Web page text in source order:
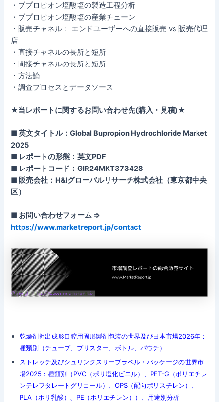
・ブプロピオン塩酸塩の製造工程分析
・ブプロピオン塩酸塩の産業チェーン
・販売チャネル： エンドユーザーへの直接販売 vs 販売代理
店
・直接チャネルの長所と短所
・間接チャネルの長所と短所
・方法論
・調査プロセスとデータソース
★当レポートに関するお問い合わせ先(購入・見積)★
■ 英文タイトル：Global Bupropion Hydrochloride Market
2025
■ レポートの形態：英文PDF
■ レポートコード：GIR24MKT373428
■ 販売会社：H&Iグローバルリサーチ株式会社（東京都中央
区）
■ お問い合わせフォーム ⇒
https://www.marketreport.jp/contact
乾燥剤押出成形口腔用固形製剤包装の世界及び日本市場2026年：
種類別（チューブ、ブリスター、ボトル、パウチ）
ストレッチ及びシュリンクスリーブラベル・パッケージの世界市
場2025：種類別（PVC（ポリ塩化ビニル）、PET-G（ポリエチレ
ンテレフタレートグリコール）、OPS（配向ポリスチレン）、
PLA（ポリ乳酸）、PE（ポリエチレン））、用途別分析